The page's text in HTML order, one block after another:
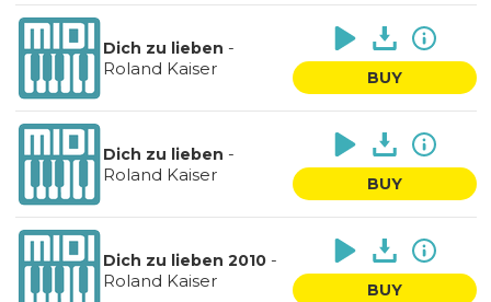
Dich zu lieben -
Roland Kaiser
BUY
Dich zu lieben -
Roland Kaiser
BUY
Dich zu lieben 2010-
Roland Kaiser
BUY